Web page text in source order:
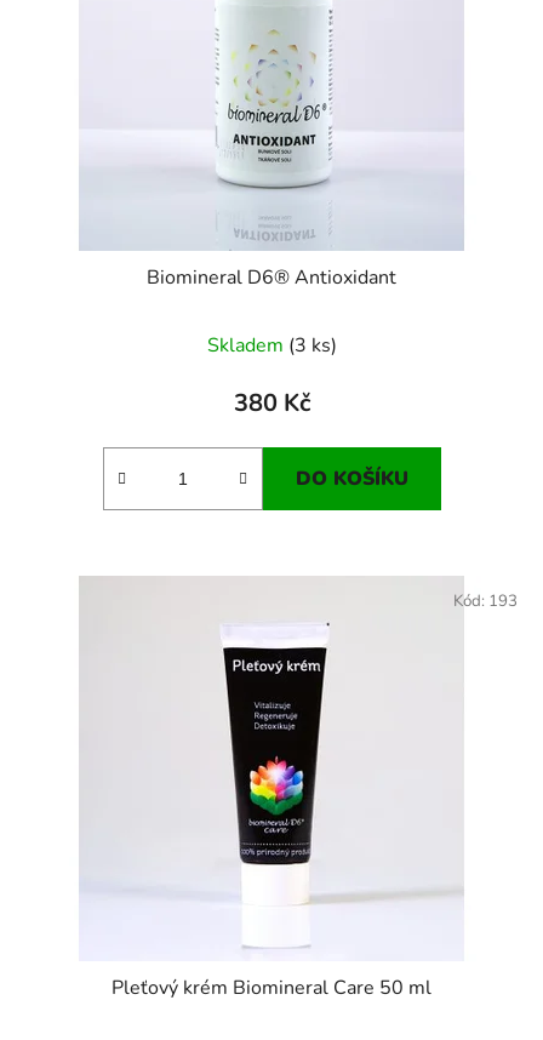
Biomineral D6® Antioxidant
Skladem (3 ks)
380 Kč
DO KOŠÍKU
Pleťový krém Biomineral Care 50 ml
Kód: 193